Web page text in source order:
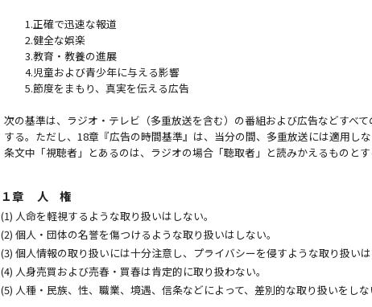
1.正確で迅速な報道
2.健全な娯楽
3.教育・教養の進展
4.児童および青少年に与える影響
5.節度をまもり、真実を伝える広告
次の基準は、ラジオ・テレビ（多重放送を含む）の番組および広告などすべ
する。ただし、18章『広告の時間基準』は、当分の間、多重放送には適用しな
条文中「視聴者」とあるのは、ラジオの場合「聴取者」と読みかえるものとす
１章 人 権
(1) 人命を軽視するような取り扱いはしない。
(2) 個人・団体の名誉を傷つけるような取り扱いはしない。
(3) 個人情報の取り扱いには十分注意し、プライバシーを侵すような取り扱いは
(4) 人身売買および売春・買春は肯定的に取り扱わない。
(5) 人種・民族、性、職業、境遇、信条などによって、差別的な取り扱いをしな